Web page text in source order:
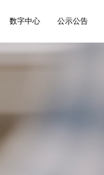
数字中心 公示公告